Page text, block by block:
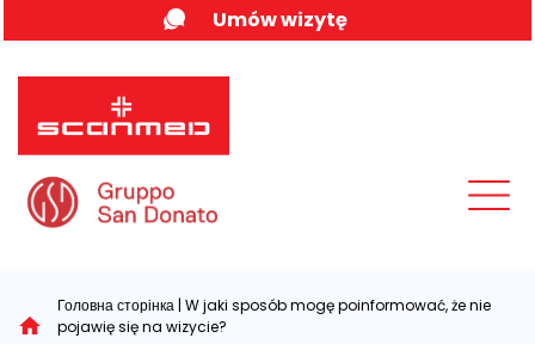
to
content
Umów wizytę
Головна сторінка | W jaki sposób mogę poinformować, że nie
pojawię się na wizycie?